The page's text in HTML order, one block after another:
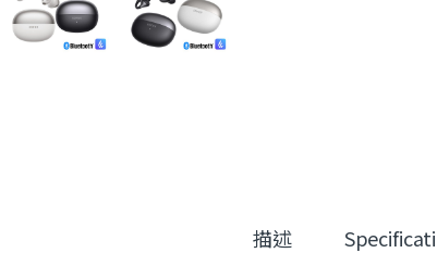
描述